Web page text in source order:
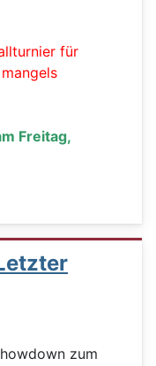
für
Freitag,
zum